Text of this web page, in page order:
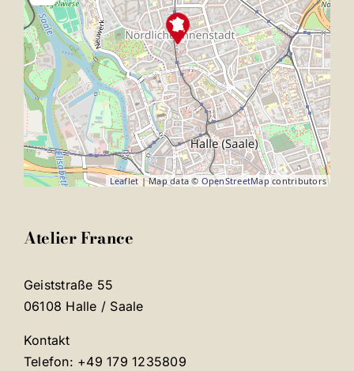
Leaflet | Map data © OpenStreetMap contributors
Atelier France
Geiststraße 55
06108 Halle / Saale
Kontakt
Telefon: +49 179 1235809